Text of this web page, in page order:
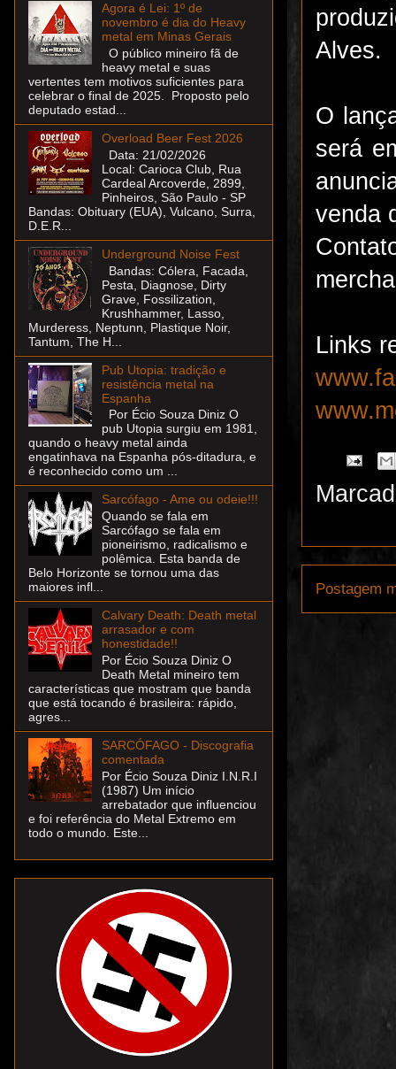
Alves.
O
será
venda
Links
Postagem
Agora é Lei: 1º de
novembro é dia do Heavy
metal em Minas Gerais
O público mineiro fã de
heavy metal e suas
vertentes tem motivos suficientes para
celebrar o final de 2025. Proposto pelo
deputado estad...
Overload Beer Fest 2026
Data: 21/02/2026
Local: Carioca Club, Rua
Cardeal Arcoverde, 2899,
Pinheiros, São Paulo - SP
Bandas: Obituary (EUA), Vulcano, Surra,
D.E.R...
Underground Noise Fest
Bandas: Cólera, Facada,
Pesta, Diagnose, Dirty
Grave, Fossilization,
Krushhammer, Lasso,
Murderess, Neptunn, Plastique Noir,
Tantum, The H...
Pub Utopia: tradição e
resistência metal na
Espanha
Por Écio Souza Diniz O
pub Utopia surgiu em 1981,
quando o heavy metal ainda
engatinhava na Espanha pós-ditadura, e
é reconhecido como um ...
Sarcófago - Ame ou odeie!!!
Quando se fala em
Sarcófago se fala em
pioneirismo, radicalismo e
polêmica. Esta banda de
Belo Horizonte se tornou uma das
maiores infl...
Calvary Death: Death metal
arrasador e com
honestidade!!
Por Écio Souza Diniz O
Death Metal mineiro tem
características que mostram que banda
que está tocando é brasileira: rápido,
agres...
SARCÓFAGO - Discografia
comentada
Por Écio Souza Diniz I.N.R.I
(1987) Um início
arrebatador que influenciou
e foi referência do Metal Extremo em
todo o mundo. Este...